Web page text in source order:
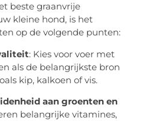
beste graanvrije
kleine hond, is het
op de volgende punten:
: Kies voor voer met
als de belangrijkste bron
kip, kalkoen of vis.
aan groenten en
belangrijke vitamines,